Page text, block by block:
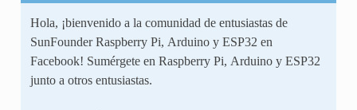
Hola, ¡bienvenido a la comunidad de entusiastas de
SunFounder Raspberry Pi, Arduino y ESP32 en
Facebook! Sumérgete en Raspberry Pi, Arduino y ESP32
junto a otros entusiastas.